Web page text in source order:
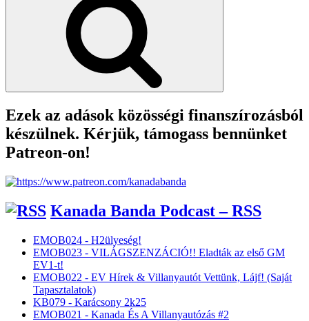
Ezek az adások közösségi finanszírozásból
készülnek. Kérjük, támogass bennünket
Patreon-on!
Kanada Banda Podcast – RSS
EMOB024 - H2ülyeség!
EMOB023 - VILÁGSZENZÁCIÓ!! Eladták az első GM
EV1-t!
EMOB022 - EV Hírek & Villanyautót Vettünk, Lájf! (Saját
Tapasztalatok)
KB079 - Karácsony 2k25
EMOB021 - Kanada És A Villanyautózás #2